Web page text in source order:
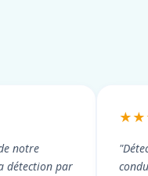
notre
détection par